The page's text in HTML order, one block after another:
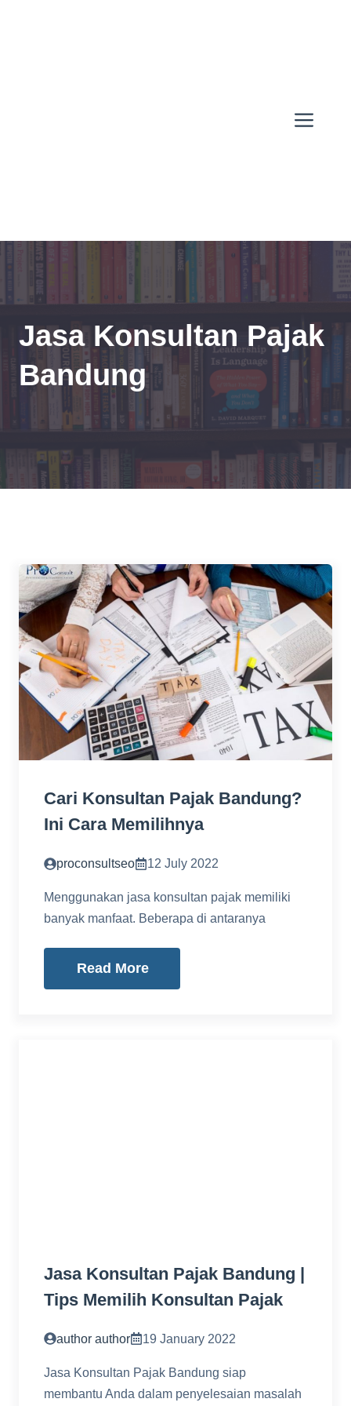
Jasa Konsultan Pajak
Bandung
Cari Konsultan Pajak Bandung?
Ini Cara Memilihnya
proconsultseo 12 July 2022
Menggunakan jasa konsultan pajak memiliki
banyak manfaat. Beberapa di antaranya
Read More
Jasa Konsultan Pajak Bandung |
Tips Memilih Konsultan Pajak
author author 19 January 2022
Jasa Konsultan Pajak Bandung siap
membantu Anda dalam penyelesaian masalah